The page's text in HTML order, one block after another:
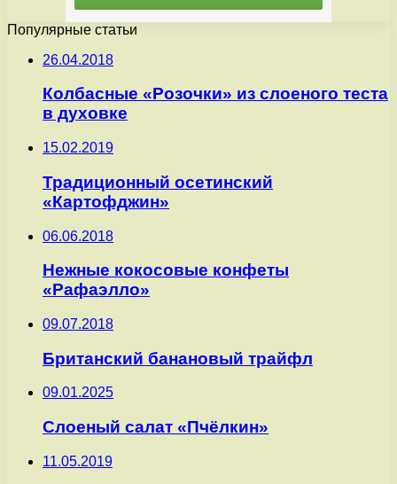
Популярные статьи
26.04.2018
Колбасные «Розочки» из слоеного теста
в духовке
15.02.2019
Традиционный осетинский
«Картофджин»
06.06.2018
Нежные кокосовые конфеты
«Рафаэлло»
09.07.2018
Британский банановый трайфл
09.01.2025
Слоеный салат «Пчёлкин»
11.05.2019